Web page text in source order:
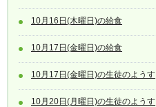
10月16日(木曜日)の給食
10月17日(金曜日)の給食
10月17日(金曜日)の生徒のようす
10月20日(月曜日)の生徒のようす